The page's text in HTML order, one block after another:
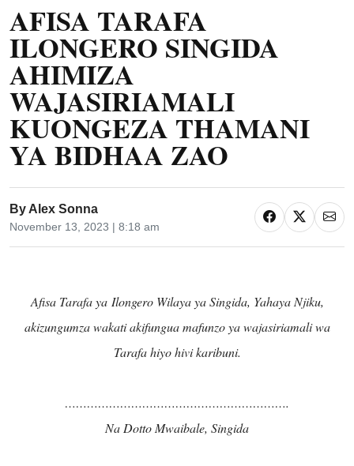
AFISA TARAFA
ILONGERO SINGIDA
AHIMIZA
WAJASIRIAMALI
KUONGEZA THAMANI
YA BIDHAA ZAO
By Alex Sonna
November 13, 2023 | 8:18 am
Afisa Tarafa ya Ilongero Wilaya ya Singida, Yahaya Njiku,
akizungumza wakati akifungua mafunzo ya wajasiriamali wa
Tarafa hiyo hivi karibuni.
…………………………………………………….
Na Dotto Mwaibale, Singida